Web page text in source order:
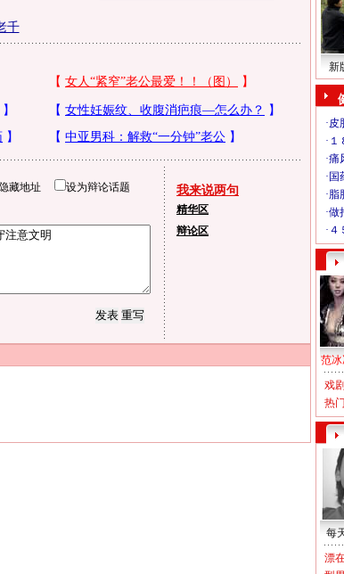
千
藏地址 设为辩论话题 我来说两句
精华区
辩论区
新
范
戏
热
每
漂